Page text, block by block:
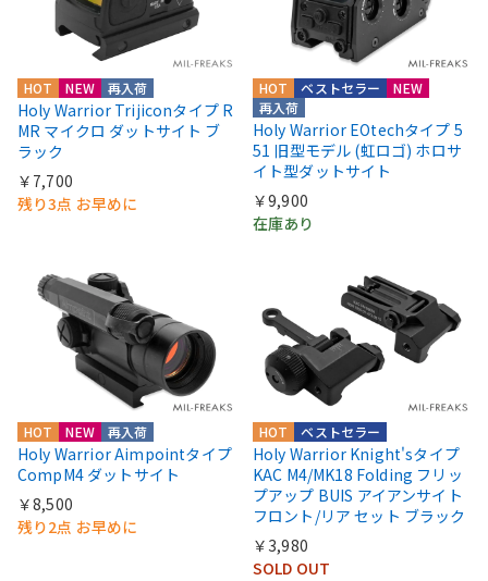
HOT NEW 再入荷
Holy Warrior Trijiconタイプ R
MR マイクロ ダットサイト ブ
ラック
￥7,700
残り3点 お早めに
HOT
NEW
再入荷
ベストセラー
Holy Warrior EOtechタイプ 5
51 旧型モデル (虹ロゴ) ホロサ
イト型ダットサイト
￥9,900
在庫あり
HOT NEW 再入荷
Holy Warrior Aimpointタイプ
CompM4 ダットサイト
￥8,500
残り2点 お早めに
HOT ベストセラー
Holy Warrior Knight'sタイプ
KAC M4/MK18 Folding フリッ
プアップ BUIS アイアンサイト
フロント/リア セット ブラック
￥3,980
SOLD OUT